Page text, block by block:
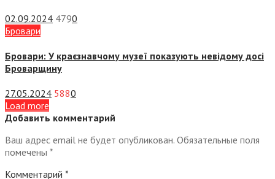
02.09.2024 4790
Бровари
Бровари: У краєзнавчому музеї показують невідому досі
Броварщину
27.05.2024 5880
Load more
Добавить комментарий
Ваш адрес email не будет опубликован. Обязательные поля
помечены *
Комментарий *